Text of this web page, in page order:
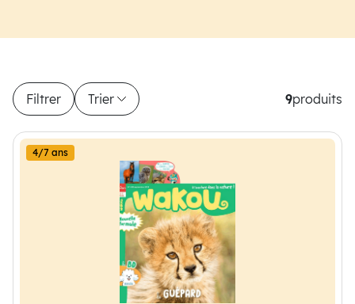
Filtrer Trier 9produits
9 produits disponibles
4/7 ans